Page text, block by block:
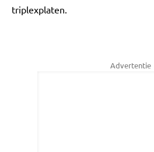
triplexplaten.
Advertentie